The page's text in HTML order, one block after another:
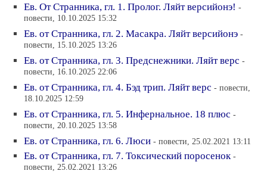
Ев. От Странника, гл. 1. Пролог. Ляйт версийонэ! -
повести, 10.10.2025 15:32
Ев. от Странника, гл. 2. Масакра. Ляйт версийонэ -
повести, 15.10.2025 13:26
Ев. от Странника, гл. 3. Предснежники. Ляйт верс -
повести, 16.10.2025 22:06
Ев. от Странника, гл. 4. Бэд трип. Ляйт верс - повести,
18.10.2025 12:59
Ев. от Странника, гл. 5. Инфернальное. 18 плюс -
повести, 20.10.2025 13:58
Ев. от Странника, гл. 6. Люси - повести, 25.02.2021 13:11
Ев. от Странника, гл. 7. Токсический поросенок -
повести, 25.02.2021 13:26